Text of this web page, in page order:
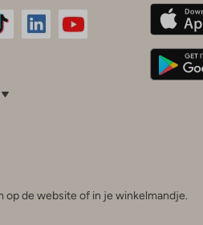
op de website of in je winkelmandje.